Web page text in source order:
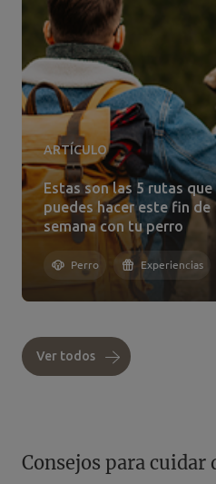
ARTÍCULO
Estas son las 5 rutas que
puedes hacer este fin de
semana con tu perro
Perro Experiencias
Ver todos
Consejos para cuidar